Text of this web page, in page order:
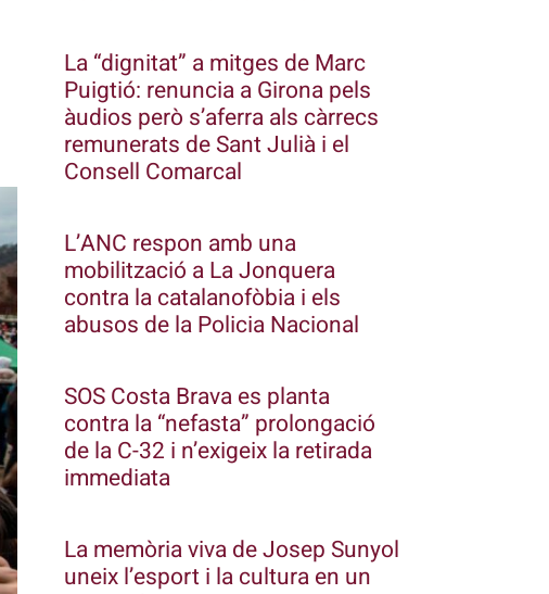
La “dignitat” a mitges de Marc
Puigtió: renuncia a Girona pels
àudios però s’aferra als càrrecs
remunerats de Sant Julià i el
Consell Comarcal
L’ANC respon amb una
mobilització a La Jonquera
contra la catalanofòbia i els
abusos de la Policia Nacional
SOS Costa Brava es planta
contra la “nefasta” prolongació
de la C-32 i n’exigeix la retirada
immediata
La memòria viva de Josep Sunyol
uneix l’esport i la cultura en un